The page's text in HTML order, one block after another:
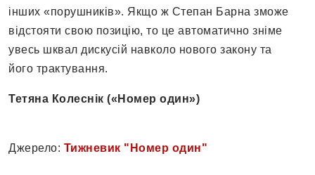
інших «порушників». Якщо ж Степан Барна зможе
відстояти свою позицію, то це автоматично зніме
увесь шквал дискусій навколо нового закону та
його трактування.
Тетяна Колеснік («Номер один»)
Джерело: Тижневик "Номер один"